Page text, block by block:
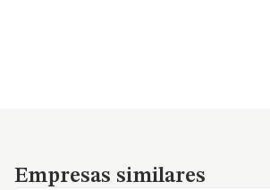
Empresas similares
Empresas similares